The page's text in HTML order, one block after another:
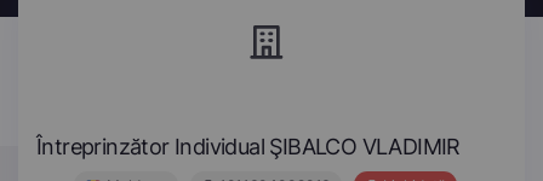
Întreprinzător Individual ŞIBALCO VLADIMIR